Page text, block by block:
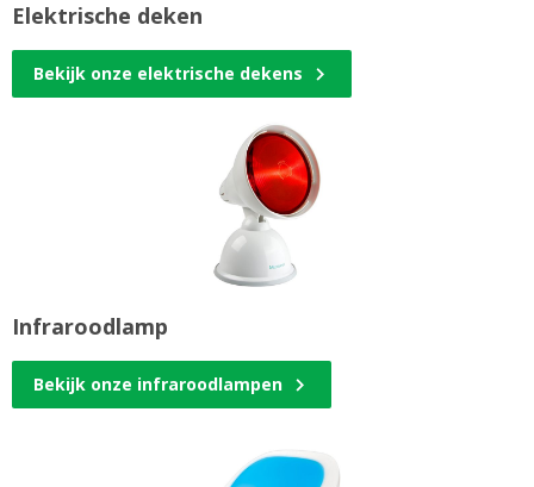
Elektrische deken
Bekijk onze elektrische dekens
Infraroodlamp
Bekijk onze infraroodlampen